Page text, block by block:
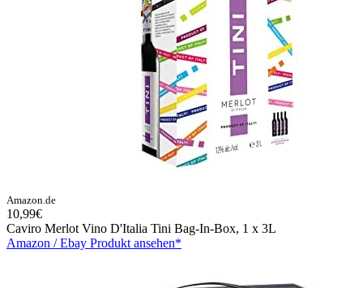
Amazon.de
10,99€
Caviro Merlot Vino D'Italia Tini Bag-In-Box, 1 x 3L
Amazon / Ebay Produkt ansehen*